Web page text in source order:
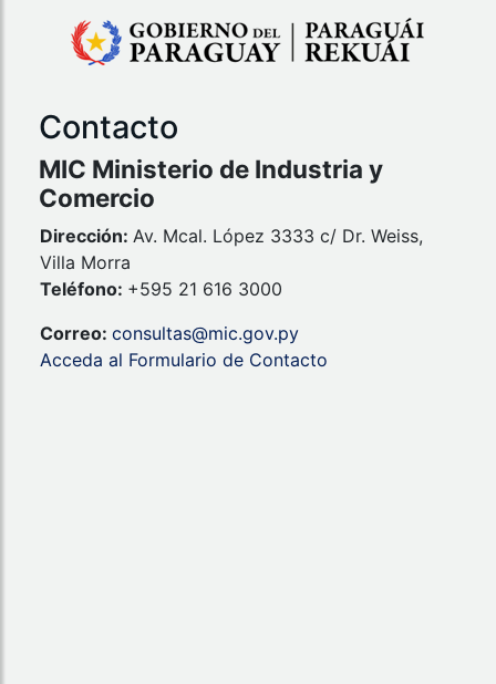
Contacto
MIC Ministerio de Industria y
Comercio
Dirección: Av. Mcal. López 3333 c/ Dr. Weiss,
Villa Morra
Teléfono: +595 21 616 3000
Correo: consultas@mic.gov.py
Acceda al Formulario de Contacto